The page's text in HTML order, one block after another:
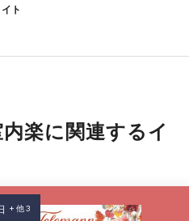
イト
楽に関連するイ
+ 他 3